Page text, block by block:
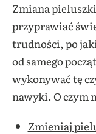
Zmiana
przyprawiać
trudności, po
od samego
wykonywać tę
nawyki. O czym
Zmieniaj